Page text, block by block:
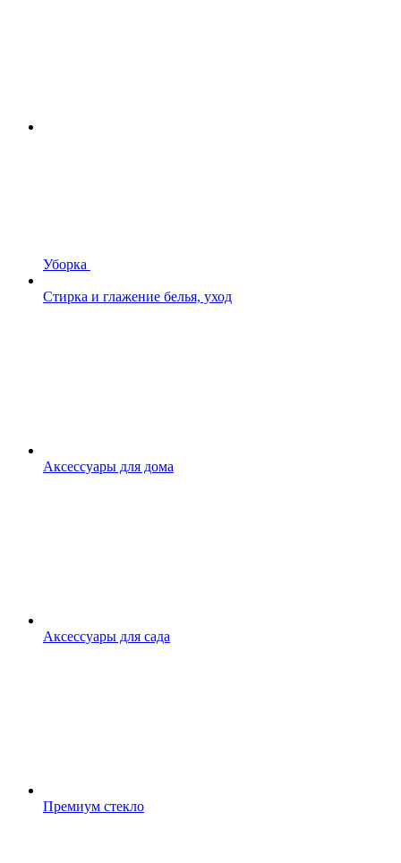
Уборка
Стирка и глажение белья, уход
Аксессуары для дома
Аксессуары для сада
Премиум стекло